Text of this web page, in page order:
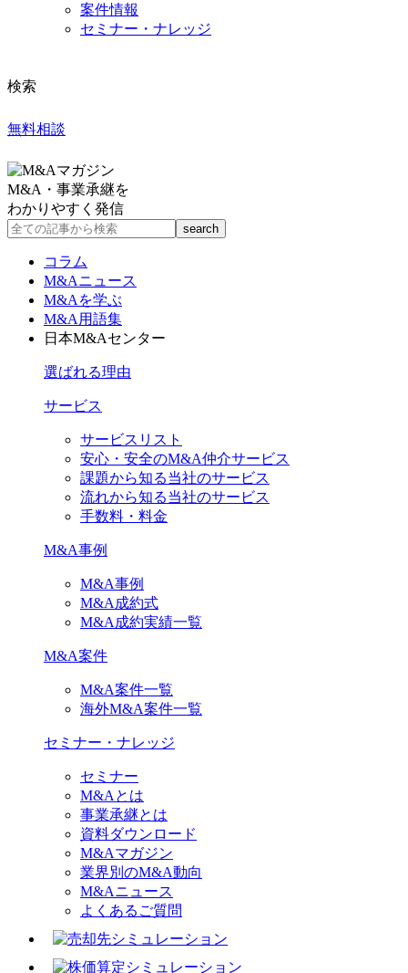
案件情報
セミナー・ナレッジ
検索
無料相談
M&A・事業承継を
わかりやすく発信
コラム
M&Aニュース
M&Aを学ぶ
M&A用語集
日本M&Aセンター
選ばれる理由
サービス
サービスリスト
安心・安全のM&A仲介サービス
課題から知る当社のサービス
流れから知る当社のサービス
手数料・料金
M&A事例
M&A事例
M&A成約式
M&A成約実績一覧
M&A案件
M&A案件一覧
海外M&A案件一覧
セミナー・ナレッジ
セミナー
M&Aとは
事業承継とは
資料ダウンロード
M&Aマガジン
業界別のM&A動向
M&Aニュース
よくあるご質問